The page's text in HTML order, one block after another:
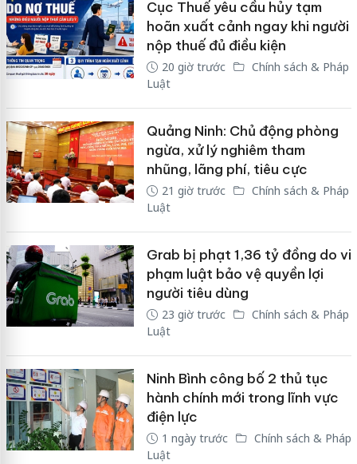
Cục Thuế yêu cầu hủy tạm
hoãn xuất cảnh ngay khi người
nộp thuế đủ điều kiện
20 giờ trước
Chính sách & Pháp
Luật
Quảng Ninh: Chủ động phòng
ngừa, xử lý nghiêm tham
nhũng, lãng phí, tiêu cực
21 giờ trước
Chính sách & Pháp
Luật
Grab bị phạt 1,36 tỷ đồng do vi
phạm luật bảo vệ quyền lợi
người tiêu dùng
23 giờ trước
Chính sách & Pháp
Luật
Ninh Bình công bố 2 thủ tục
hành chính mới trong lĩnh vực
điện lực
1 ngày trước
Chính sách & Pháp
Luật